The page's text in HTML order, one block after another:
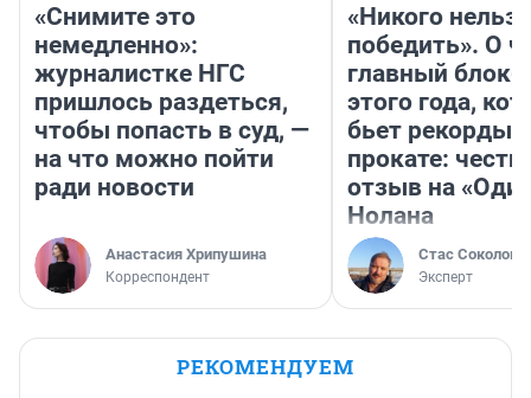
«Снимите это
немедленно»:
журналистке НГС
пришлось раздеться,
чтобы попасть в суд, —
на что можно пойти
ради новости
Анастасия Хрипушина
Корреспондент
«Никого нельзя
победить». О
главный
этого года,
бьет рекорды в
прокате:
отзыв на
Нолана
Стас Соколов
Эксперт
РЕКОМЕНДУЕМ